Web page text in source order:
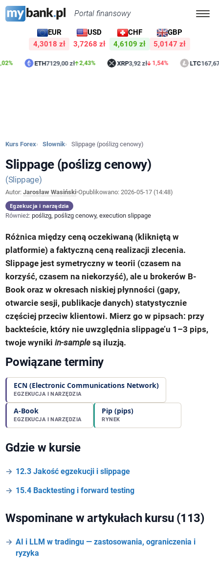
Portal finansowy
EUR
4,3018 zł
USD
3,7268 zł
CHF
4,6109 zł
GBP
5,0147 zł
ETH7129,00 zł 2,43% XRP3,92 zł 1,54% LTC167,67 zł
Kurs Forex Słownik Slippage (poślizg cenowy)
Slippage (poślizg cenowy)
Slippage
Autor:Jarosław Wasiński•Opublikowano:2026-05-17 (14:48)
Egzekucja i narzędzia
Również:poślizg, poślizg cenowy, execution slippage
Różnica między ceną oczekiwaną (klikniętą w
platformie) a faktyczną ceną realizacji zlecenia.
Slippage jest symetryczny w teorii (czasem na
korzyść, czasem na niekorzyść), ale u brokerów B-
Book oraz w okresach niskiej płynności (gapy,
otwarcie sesji, publikacje danych) statystycznie
częściej przeciw klientowi. Mierz go w pipsach: przy
backteście, który nie uwzględnia slippage’u 1–3 pips,
twoje wynikiin-sample są iluzją.
Powiązane terminy
ECN (Electronic Communications Network)
EGZEKUCJA I NARZĘDZIA
A-Book
EGZEKUCJA I NARZĘDZIA
Pip (pips)
RYNEK
Gdzie w kursie
12.3 Jakość egzekucji i slippage
15.4 Backtesting i forward testing
Wspominane w artykułach kursu (113)
AI i LLM w tradingu — zastosowania, ograniczenia i
ryzyka